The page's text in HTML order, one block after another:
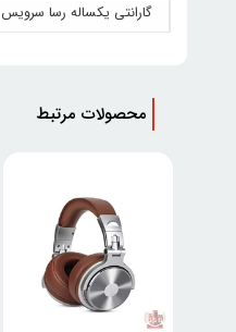
گارانتی یکساله رسا سرویس
محصولات مرتبط